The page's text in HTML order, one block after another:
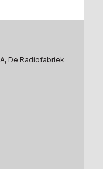
De Radiofabriek